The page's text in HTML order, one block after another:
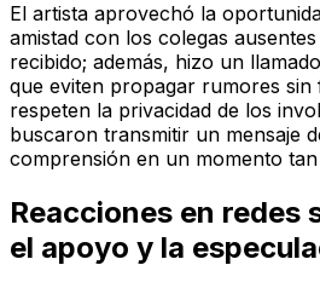
El artista aprovechó la
amistad con los colegas
recibido; además, hizo un
que eviten propagar rumores sin
respeten la privacidad de los
buscaron transmitir un mensaje
comprensión en un momento tan
Reacciones en redes
el apoyo y la